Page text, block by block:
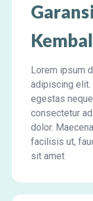
Lorem ipsum
adipiscing elit.
egestas
consectetur
dolor.
facilisis ut,
sit amet